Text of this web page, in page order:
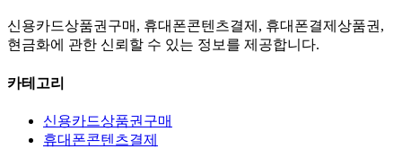
신용카드상품권구매, 휴대폰콘텐츠결제, 휴대폰결제상품권,
현금화에 관한 신뢰할 수 있는 정보를 제공합니다.
카테고리
신용카드상품권구매
휴대폰콘텐츠결제